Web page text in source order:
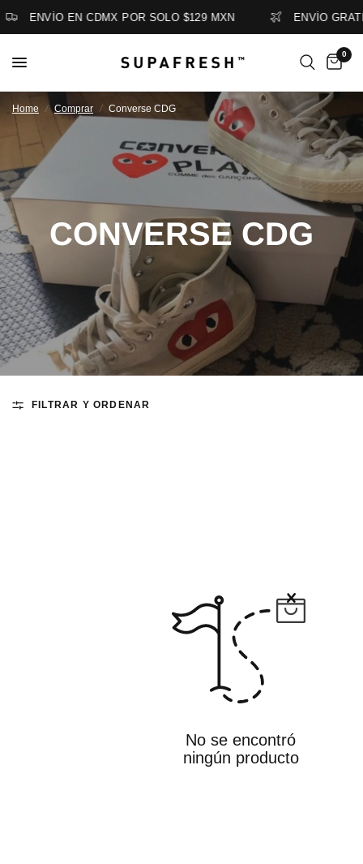
ENVÍO EN CDMX POR SOLO $129 MXN ENVÍO
0
Home / Comprar / Converse CDG
CONVERSE CDG
FILTRAR Y ORDENAR
No se encontró
ningún producto